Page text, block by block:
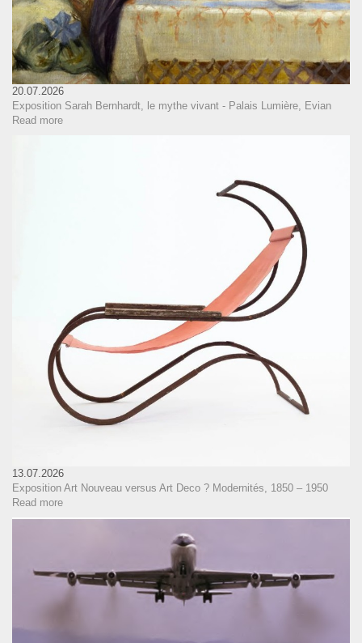
20.07.2026
Exposition Sarah Bernhardt, le mythe vivant - Palais Lumière, Evian
Read more
13.07.2026
Exposition Art Nouveau versus Art Deco ? Modernités, 1850 – 1950
Read more